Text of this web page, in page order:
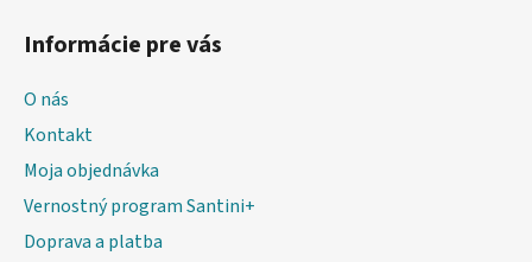
Informácie pre vás
O nás
Kontakt
Moja objednávka
Vernostný program Santini+
Doprava a platba